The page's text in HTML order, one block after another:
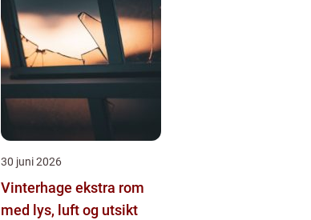
30 juni 2026
Vinterhage ekstra rom
med lys, luft og utsikt